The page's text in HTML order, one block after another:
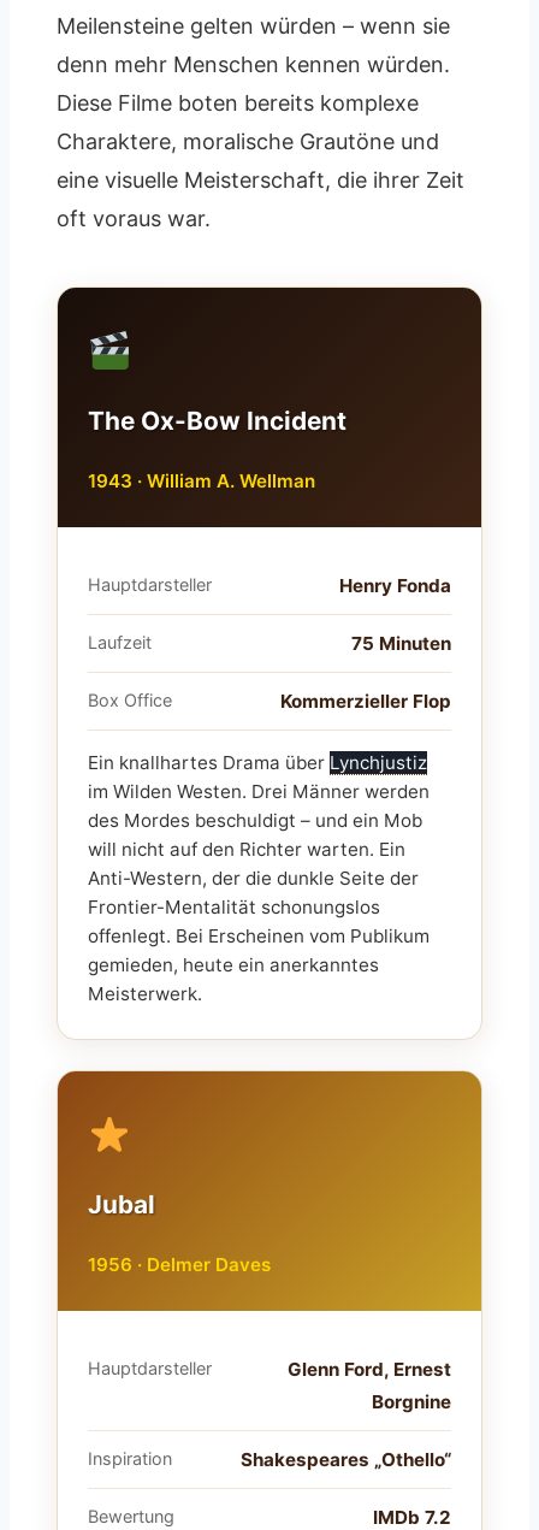
Meilensteine gelten würden – wenn sie
denn mehr Menschen kennen würden.
Diese Filme boten bereits komplexe
Charaktere, moralische Grautöne und
eine visuelle Meisterschaft, die ihrer Zeit
oft voraus war.
The Ox-Bow Incident
1943 · William A. Wellman
Hauptdarsteller Henry Fonda
Laufzeit 75 Minuten
Box Office Kommerzieller Flop
Ein knallhartes Drama über Lynchjustiz
im Wilden Westen. Drei Männer werden
des Mordes beschuldigt – und ein Mob
will nicht auf den Richter warten. Ein
Anti-Western, der die dunkle Seite der
Frontier-Mentalität schonungslos
offenlegt. Bei Erscheinen vom Publikum
gemieden, heute ein anerkanntes
Meisterwerk.
Jubal
1956 · Delmer Daves
Hauptdarsteller
Glenn Ford, Ernest
Borgnine
Inspiration Shakespeares „Othello“
Bewertung IMDb 7.2